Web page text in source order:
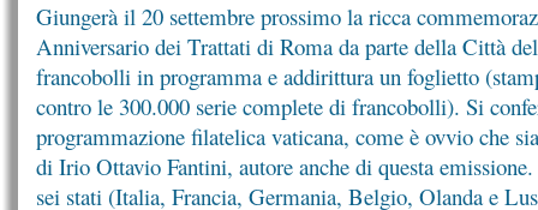
Giungerà il 20 settembre prossimo la ricca
Anniversario dei Trattati di Roma da parte della Città
francobolli in programma e addirittura un foglietto
contro le 300.000 serie complete di francobolli). Si
programmazione filatelica vaticana, come è ovvio che
di Irio Ottavio Fantini, autore anche di questa
sei stati (Italia, Francia, Germania, Belgio, Olanda e